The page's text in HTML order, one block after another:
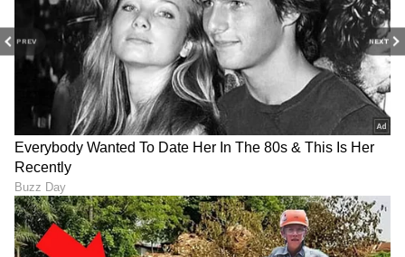
PREV NEXT